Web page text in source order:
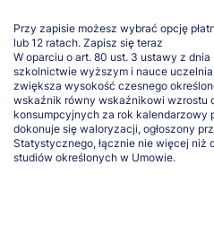
Przy zapisie możesz wybrać opcję
lub 12 ratach. Zapisz się teraz
W oparciu o art. 80 ust. 3 ustawy z
szkolnictwie wyższym i nauce
zwiększa wysokość czesnego
wskaźnik równy wskaźnikowi wzrostu
konsumpcyjnych za rok kalendarzowy
dokonuje się waloryzacji, ogłoszony
Statystycznego, łącznie nie więcej niż
studiów określonych w Umowie.